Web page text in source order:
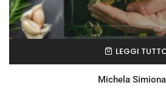
LEGGI
Michela